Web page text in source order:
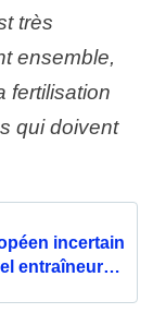
très
ensemble,
fertilisation
qui doivent
incertain
entraîneur…